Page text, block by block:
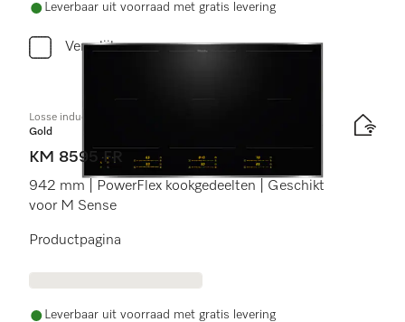
Leverbaar uit voorraad met gratis levering
Vergelijken
Losse inductiekookplaat
Gold
KM 8595 FR
942 mm | PowerFlex kookgedeelten | Geschikt
voor M Sense
Productpagina
Leverbaar uit voorraad met gratis levering